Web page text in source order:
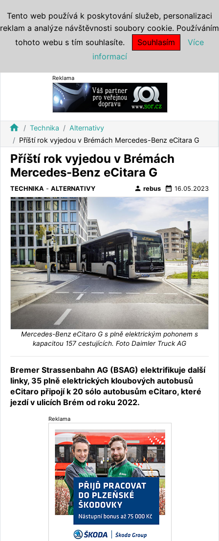
Reklama
home Technika
Alternativy
Příští rok vyjedou v Brémách Mercedes-Benz eCitara G
Příští rok vyjedou v Brémách
Mercedes-Benz eCitara G
TECHNIKA - ALTERNATIVY person rebus date_range 16.05.2023
Mercedes-Benz eCitaro G s plně elektrickým pohonem s
kapacitou 157 cestujících. Foto Daimler Truck AG
Bremer Strassenbahn AG (BSAG) elektrifikuje další
linky, 35 plně elektrických kloubových autobusů
eCitaro připojí k 20 sólo autobusům eCitaro, které
jezdí v ulicích Brém od roku 2022.
Reklama
Tento web používá k poskytování služeb, personalizaci
reklam a analýze návštěvnosti soubory cookie. Používáním
tohoto webu s tím souhlasíte.
Souhlasím
Více
informací